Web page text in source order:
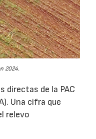
2024.
directas de la PAC
Una cifra que
relevo